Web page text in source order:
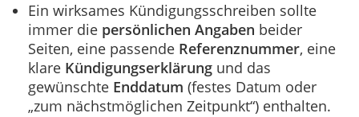
Ein wirksames Kündigungsschreiben sollte
immer die persönlichen Angaben beider
Seiten, eine passende Referenznummer, eine
klare Kündigungserklärung und das
gewünschte Enddatum (festes Datum oder
„zum nächstmöglichen Zeitpunkt“) enthalten.